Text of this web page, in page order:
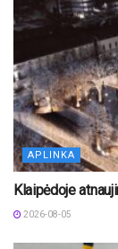
APLINKA
Klaipėdoje
2026-08-05